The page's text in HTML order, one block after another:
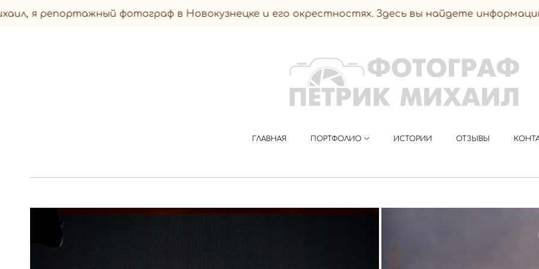
ГЛАВНАЯ ПОРТФОЛИО ИСТОРИИ ОТЗЫВЫ
фотограф в Новокузнецке и его окрестностях. Здесь вы найдете информацию обо мне